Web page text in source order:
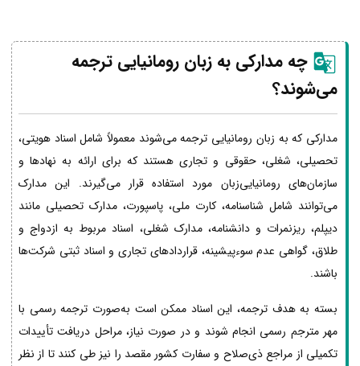
چه مدارکی به زبان رومانیایی ترجمه
می‌شوند؟
مدارکی که به زبان رومانیایی ترجمه می‌شوند معمولاً شامل اسناد هویتی،
تحصیلی، شغلی، حقوقی و تجاری هستند که برای ارائه به نهادها و
سازمان‌های رومانیایی‌زبان مورد استفاده قرار می‌گیرند. این مدارک
می‌توانند شامل شناسنامه، کارت ملی، پاسپورت، مدارک تحصیلی مانند
دیپلم، ریزنمرات و دانشنامه، مدارک شغلی، اسناد مربوط به ازدواج و
طلاق، گواهی عدم سوءپیشینه، قراردادهای تجاری و اسناد ثبتی شرکت‌ها
باشند.
بسته به هدف ترجمه، این اسناد ممکن است به‌صورت ترجمه رسمی با
مهر مترجم رسمی انجام شوند و در صورت نیاز، مراحل دریافت تأییدات
تکمیلی از مراجع ذی‌صلاح و سفارت کشور مقصد را نیز طی کنند تا از نظر